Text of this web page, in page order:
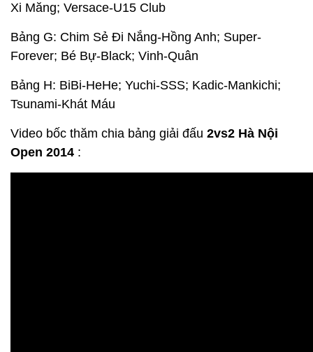
Xi Măng; Versace-U15 Club
Bảng G: Chim Sẻ Đi Nắng-Hồng Anh; Super-
Forever; Bé Bự-Black; Vinh-Quân
Bảng H: BiBi-HeHe; Yuchi-SSS; Kadic-Mankichi;
Tsunami-Khát Máu
Video bốc thăm chia bảng giải đấu 2vs2 Hà Nội
Open 2014 :